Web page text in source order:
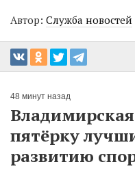
Автор: Служба новостей
48 минут назад
пятёрку
развитию